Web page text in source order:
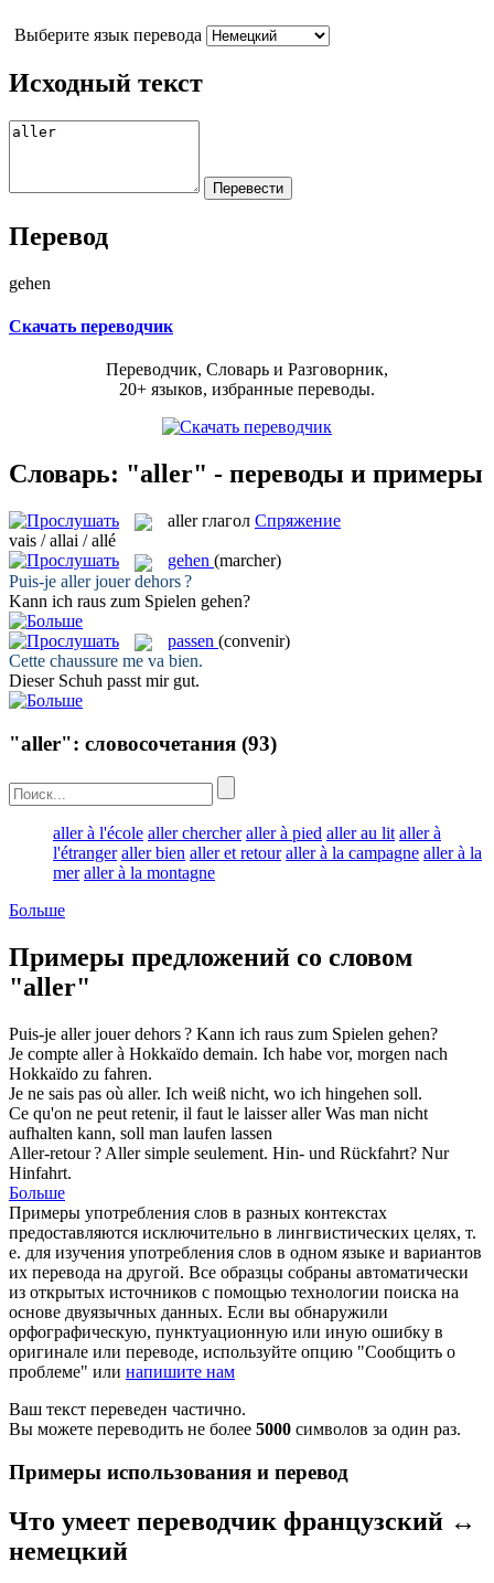
Выберите язык перевода
Исходный текст
Перевод
gehen
Скачать переводчик
Переводчик, Словарь и Разговорник,
20+ языков, избранные переводы.
Словарь: "aller" - переводы и примеры
aller глагол Спряжение
vais / allai / allé
gehen (marcher)
Puis-je allerjouer dehors ?
Kann ich raus zum Spielen gehen?
passen (convenir)
Cette chaussure me va bien.
Dieser Schuh passt mir gut.
"aller": словосочетания (93)
aller à l'école aller chercher aller à pied aller au lit aller à
l'étranger aller bien aller et retour aller à la campagne aller à la
mer aller à la montagne
Больше
Примеры предложений со словом
"aller"
Puis-je allerjouer dehors ? Kann ich raus zum Spielen gehen?
Je compte allerà Hokkaïdo demain. Ich habe vor, morgen nach
Hokkaïdo zu fahren.
Je ne sais pas où aller. Ich weiß nicht, wo ich hingehen soll.
Ce qu'on ne peut retenir, il faut le laisseraller Was man nicht
aufhalten kann, soll man laufen lassen
Aller-retour ? Allersimple seulement. Hin- und Rückfahrt? Nur
Hinfahrt.
Больше
Примеры употребления слов в разных контекстах
предоставляются исключительно в лингвистических целях, т.
е. для изучения употребления слов в одном языке и вариантов
их перевода на другой. Все образцы собраны автоматически
из открытых источников с помощью технологии поиска на
основе двуязычных данных. Если вы обнаружили
орфографическую, пунктуационную или иную ошибку в
оригинале или переводе, используйте опцию "Сообщить о
проблеме" или напишите нам
Ваш текст переведен частично.
Вы можете переводить не более 5000 символов за один раз.
Примеры использования и перевод
Что умеет переводчик французский ↔
немецкий